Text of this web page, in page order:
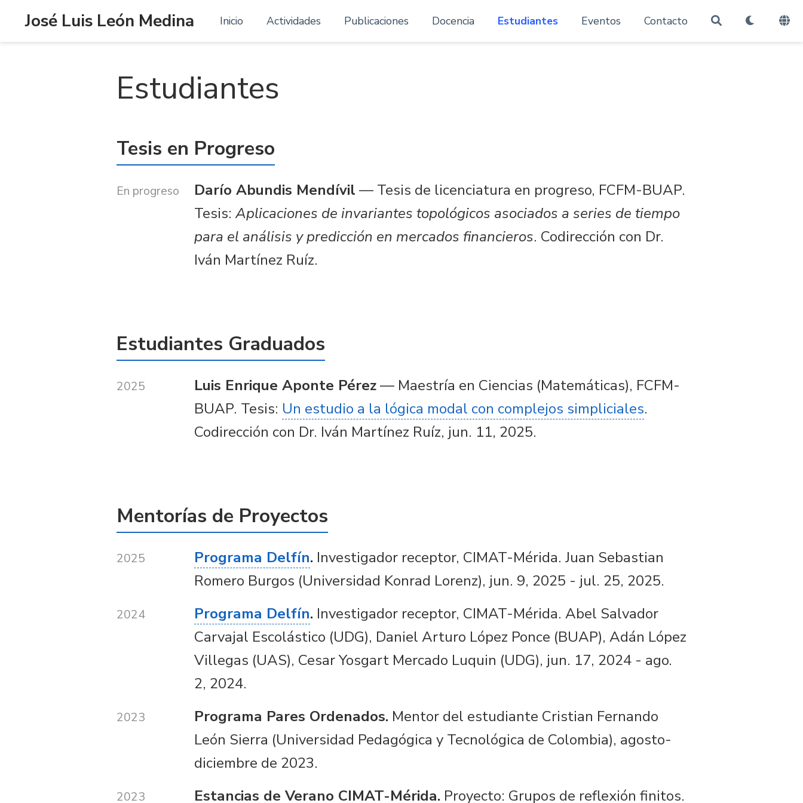
José Luis León Medina Inicio Actividades Publicaciones Docencia Estudiantes Eventos Contacto
Estudiantes
Tesis en Progreso
En progreso Darío Abundis Mendívil — Tesis de licenciatura en progreso, FCFM-BUAP.
Tesis:Aplicaciones de invariantes topológicos asociados a series de tiempo
para el análisis y predicción en mercados financieros. Codirección con Dr.
Iván Martínez Ruíz.
Estudiantes Graduados
2025 Luis Enrique Aponte Pérez— Maestría en Ciencias (Matemáticas), FCFM-
BUAP. Tesis: Un estudio a la lógica modal con complejos simpliciales.
Codirección con Dr. Iván Martínez Ruíz, jun. 11, 2025.
Mentorías de Proyectos
2025 Programa Delfín. Investigador receptor, CIMAT-Mérida. Juan Sebastian
Romero Burgos (Universidad Konrad Lorenz), jun. 9, 2025 - jul. 25, 2025.
2024 Programa Delfín. Investigador receptor, CIMAT-Mérida. Abel Salvador
Carvajal Escolástico (UDG), Daniel Arturo López Ponce (BUAP), Adán López
Villegas (UAS), Cesar Yosgart Mercado Luquin (UDG), jun. 17, 2024 - ago.
2, 2024.
2023 Programa Pares Ordenados. Mentor del estudiante Cristian Fernando
León Sierra (Universidad Pedagógica y Tecnológica de Colombia), agosto-
diciembre de 2023.
2023 Estancias de Verano CIMAT-Mérida. Proyecto: Grupos de reflexión finitos.